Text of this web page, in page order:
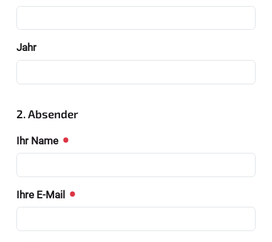
Jahr
2. Absender
Ihr Name
Ihre E-Mail